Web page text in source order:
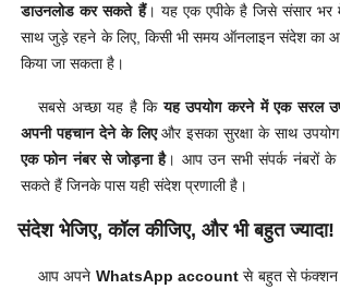
डाउनलोड कर सकते हैं। यह एक एपीके है जिसे संसार भर
साथ जुड़े रहने के लिए, किसी भी समय ऑनलाइन संदेश का
किया जा सकता है।
सबसे अच्छा यह है कियह उपयोग करने में एक सरल
अपनी पहचान देने के लिएऔर इसका सुरक्षा के साथ
एक फोन नंबर से जोड़ना है। आप उन सभी संपर्क नंबरों के
सकते हैं जिनके पास यही संदेश प्रणाली है।
संदेश भेजिए, कॉल कीजिए, और भी बहुत ज्यादा!
आप अपने WhatsApp account से बहुत से